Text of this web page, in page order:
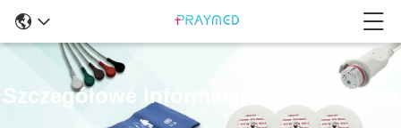
Szczegółowe Informacje O Produktach